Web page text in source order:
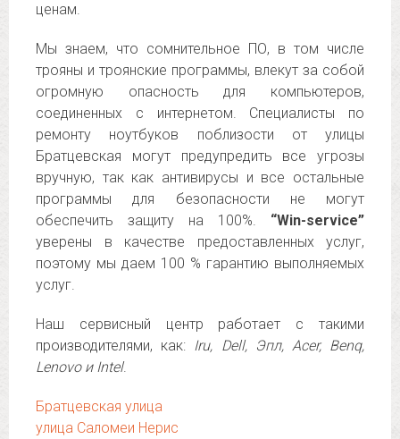
ценам.
Мы знаем, что сомнительное ПО, в том числе
трояны и троянские программы, влекут за собой
огромную опасность для компьютеров,
соединенных с интернетом. Специалисты по
ремонту ноутбуков поблизости от улицы
Братцевская могут предупредить все угрозы
вручную, так как антивирусы и все остальные
программы для безопасности не могут
обеспечить защиту на 100%. “Win-service”
уверены в качестве предоставленных услуг,
поэтому мы даем 100 % гарантию выполняемых
услуг.
Наш сервисный центр работает с такими
производителями, как: Iru, Dell, Эпл, Acer, Benq,
Lenovo и Intel.
Братцевская улица
улица Саломеи Нерис